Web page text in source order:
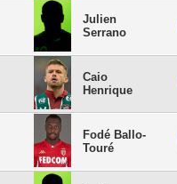
Julien
Serrano
Caio
Henrique
Fodé Ballo-
Touré